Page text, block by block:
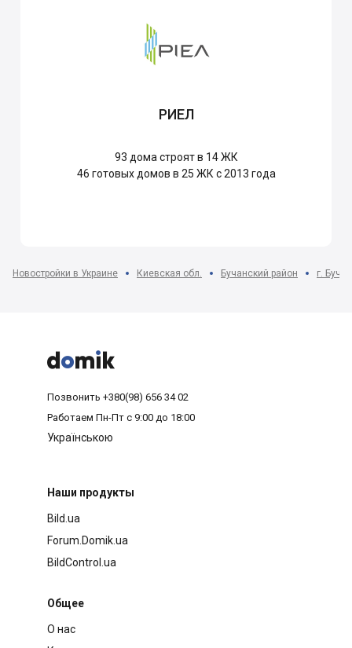
РИЕЛ
93 дома строят в 14 ЖК
46 готовых домов в 25 ЖК с 2013 года
Новостройки в Украине Киевская обл. Бучанский район г. Буча



Позвонить +380(98) 656 34 02
Работаем Пн-Пт с 9:00 до 18:00
Українською
Наши продукты
Bild.ua
Forum.Domik.ua
BildControl.ua
Общее
О нас